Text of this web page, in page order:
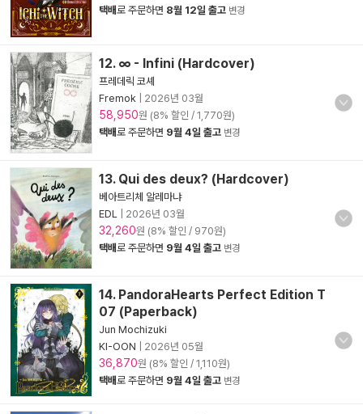
택배로 주문하면 8월 12일 출고 변경
12. ∞ - Infini (Hardcover)
프레데릭 코셰
Fremok
2026년 03월
58,950원 (8% 할인 / 1,770원)
택배로 주문하면 9월 4일 출고 변경
13. Qui des deux? (Hardcover)
베아트리체 알레마냐
EDL
2026년 03월
32,260원 (8% 할인 / 970원)
택배로 주문하면 9월 4일 출고 변경
14. PandoraHearts Perfect Edition T
07 (Paperback)
Jun Mochizuki
KI-OON
2026년 05월
36,870원 (8% 할인 / 1,110원)
택배로 주문하면 9월 4일 출고 변경